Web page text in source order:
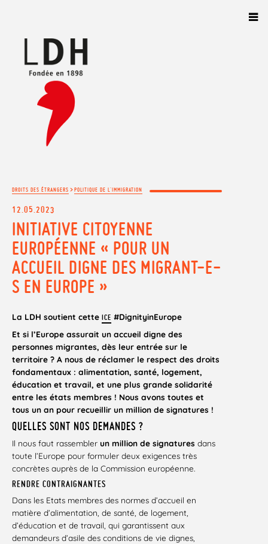
DROITS DES ÉTRANGERS >POLITIQUE DE L'IMMIGRATION
12.05.2023
INITIATIVE CITOYENNE
EUROPÉENNE « POUR UN
ACCUEIL DIGNE DES MIGRANT-E-
S EN EUROPE »
La LDH soutient cette ICE #DignityinEurope
Et si l’Europe assurait un accueil digne des
personnes migrantes, dès leur entrée sur le
territoire ? A nous de réclamer le respect des droits
fondamentaux : alimentation, santé, logement,
éducation et travail, et une plus grande solidarité
entre les états membres ! Nous avons toutes et
tous un an pour recueillir un million de signatures !
QUELLES SONT NOS DEMANDES ?
Il nous faut rassembler un million de signatures dans
toute l’Europe pour formuler deux exigences très
concrètes auprès de la Commission européenne.
RENDRE CONTRAIGNANTES
Dans les Etats membres des normes d’accueil en
matière d’alimentation, de santé, de logement,
d’éducation et de travail, qui garantissent aux
demandeurs d’asile des conditions de vie dignes,